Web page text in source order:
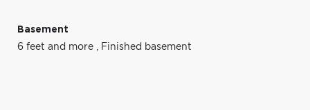
Basement
6 feet and more , Finished basement